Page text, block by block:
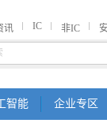
讯 IC 非IC
智能 企业专区